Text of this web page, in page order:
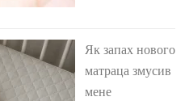
Як запах нового
матраца змусив
мене